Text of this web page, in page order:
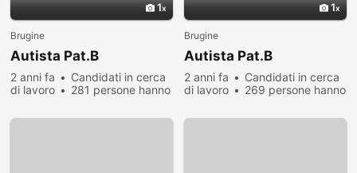
1
Brugine
Autista Pat.B
2 anni fa
Candidati in cerca
di lavoro
281 persone hanno
1
Brugine
Autista Pat.B
2 anni fa
Candidati in cerca
di lavoro
269 persone hanno